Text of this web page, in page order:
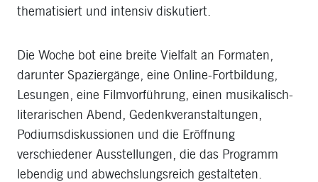
thematisiert und intensiv diskutiert.
Die Woche bot eine breite Vielfalt an Formaten,
darunter Spaziergänge, eine Online-Fortbildung,
Lesungen, eine Filmvorführung, einen musikalisch-
literarischen Abend, Gedenkveranstaltungen,
Podiumsdiskussionen und die Eröffnung
verschiedener Ausstellungen, die das Programm
lebendig und abwechslungsreich gestalteten.